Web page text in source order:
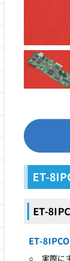
ET-
ET-
ET-
○ 実際に